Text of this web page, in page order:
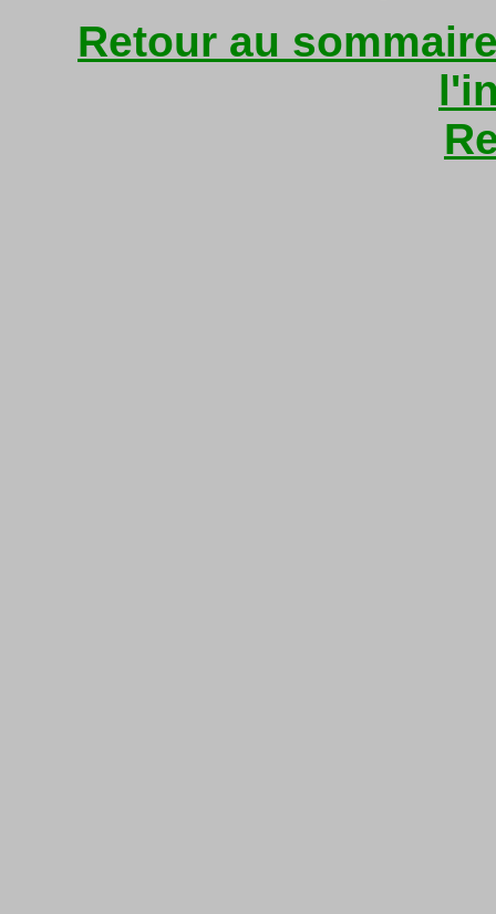
Retour au